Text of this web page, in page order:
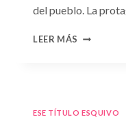
del pueblo. La
LEER MÁS CONSULTA
ESE TÍTULO ESQUIVO